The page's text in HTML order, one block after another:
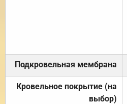
Подкровельная мембрана
Кровельное покрытие (на
выбор)